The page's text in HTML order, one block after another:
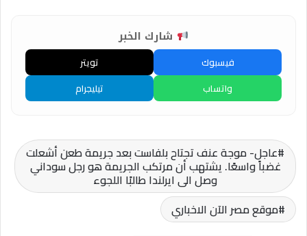
شارك الخبر
فيسبوك
تويتر
واتساب
تيليجرام
عاجل- موجة عنف تجتاح بلفاست بعد جريمة طعن أشعلت
غضباً واسعًا. يشتهب أن مرتكب الجريمة هو رجل سوداني
وصل الى ايرلندا طالبًا اللجوء
موقع مصر الآن الاخباري